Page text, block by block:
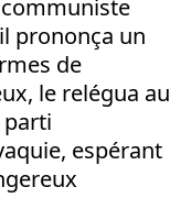
prononça un
de
le relégua au
espérant